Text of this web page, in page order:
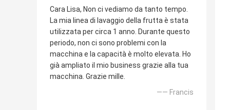
Cara Lisa, Non ci vediamo da tanto tempo.
La mia linea di lavaggio della frutta è stata
utilizzata per circa 1 anno. Durante questo
periodo, non ci sono problemi con la
macchina e la capacità è molto elevata. Ho
già ampliato il mio business grazie alla tua
macchina. Grazie mille.
—— Francis